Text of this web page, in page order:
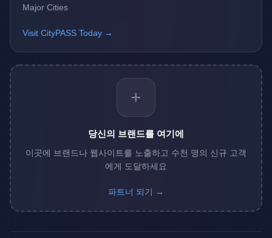
Major Cities
Visit CityPASS Today →
+
당신의 브랜드를 여기에
이곳에 브랜드나 웹사이트를 노출하고 수천 명의 신규 고객
에게 도달하세요
파트너 되기 →